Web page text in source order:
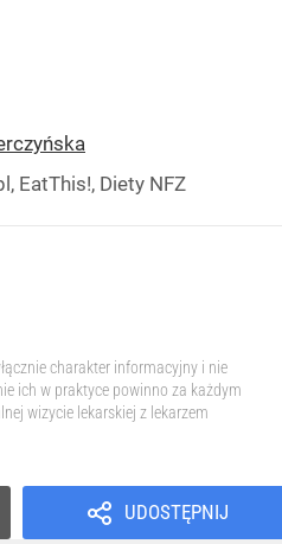
EatThis!, Diety NFZ
charakter informacyjny i nie
ich w praktyce powinno za każdym
wizycie lekarskiej z lekarzem
UDOSTĘPNIJ